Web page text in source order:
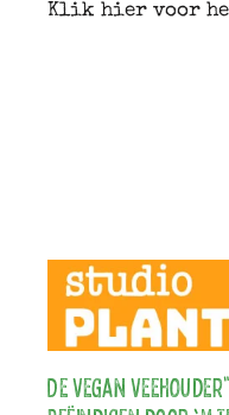
Klik hier voor
De Vegan